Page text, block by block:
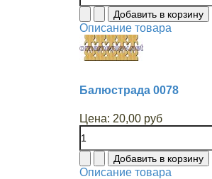
Описание товара
Балюстрада 0078
Цена: 20,00 руб
Описание товара